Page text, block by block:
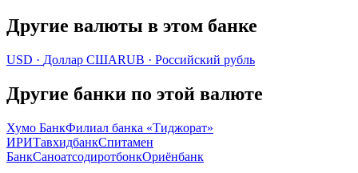
Другие валюты в этом банке
USD · Доллар СШАRUB · Российский рубль
Другие банки по этой валюте
Хумо БанкФилиал банка «Тиджорат»
ИРИТавхидбанкСпитамен
БанкСаноатсодиротбонкОриёнбанк